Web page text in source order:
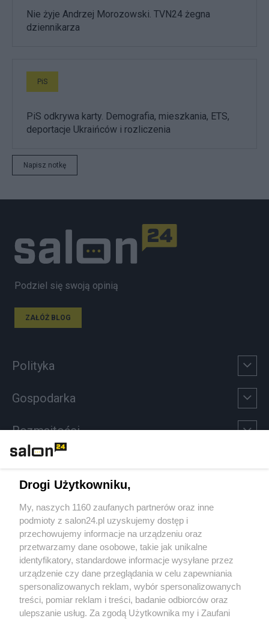
Nie żyje Andrzej Morozowski. TVN24 żegna
dziennikarza
PiS
PiS odkrywa karty. Demografia, mieszkania, ETS,
deportacje Ukraińców i rozliczenia
Napisz notkę
Podziel się swoją opinią
ZAŁÓŻ BLOG
Polityka
Gospodarka
Rozmaitości
Sport
Społeczeństwo
Kultura
X Facebook Instagram Youtube
Drogi Użytkowniku,
My, naszych 1160 zaufanych partnerów oraz inne
podmioty z salon24.pl uzyskujemy dostęp i
przechowujemy informacje na urządzeniu oraz
przetwarzamy dane osobowe, takie jak unikalne
identyfikatory, standardowe informacje wysyłane przez
urządzenie czy dane przeglądania w celu zapewniania
spersonalizowanych reklam, wybór spersonalizowanych
treści, pomiar reklam i treści, badanie odbiorców oraz
ulepszanie usług. Za zgodą Użytkownika my i Zaufani